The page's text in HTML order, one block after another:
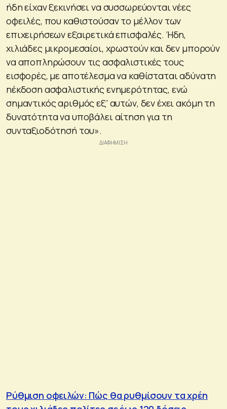
ήδη είχαν ξεκινήσει να συσσωρεύονται νέες
οφειλές, που καθιστούσαν το μέλλον των
επιχειρήσεων εξαιρετικά επισφαλές. Ήδη,
χιλιάδες μικρομεσαίοι, χρωστούν και δεν μπορούν
να αποπληρώσουν τις ασφαλιστικές τους
εισφορές, με αποτέλεσμα να καθίσταται αδύνατη
ηέκδοση ασφαλιστικής ενημερότητας, ενώ
σημαντικός αριθμός εξ’ αυτών, δεν έχει ακόμη τη
δυνατότητα να υποβάλει αίτηση για τη
συνταξιοδότησή του».
Ρύθμιση οφειλών: Πώς θα ρυθμίσουν τα χρέη